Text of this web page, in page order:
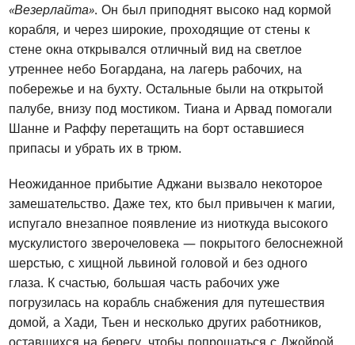
«Везерлайта». Он был приподнят высоко над кормой
корабля, и через широкие, проходящие от стены к
стене окна открывался отличный вид на светлое
утреннее небо Богардана, на лагерь рабочих, на
побережье и на бухту. Остальные были на открытой
палубе, внизу под мостиком. Тиана и Арвад помогали
Шанне и Раффу перетащить на борт оставшиеся
припасы и убрать их в трюм.
Неожиданное прибытие Аджани вызвало некоторое
замешательство. Даже тех, кто был привычен к магии,
испугало внезапное появление из ниоткуда высокого
мускулистого зверочеловека — покрытого белоснежной
шерстью, с хищной львиной головой и без одного
глаза. К счастью, большая часть рабочих уже
погрузилась на корабль снабжения для путешествия
домой, а Хади, Тьен и несколько других работников,